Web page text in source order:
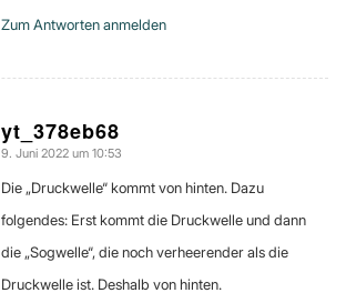
Zum Antworten anmelden
yt_378eb68
sagte:
9. Juni 2022 um 10:53
Die „Druckwelle“ kommt von hinten. Dazu
folgendes: Erst kommt die Druckwelle und dann
die „Sogwelle“, die noch verheerender als die
Druckwelle ist. Deshalb von hinten.